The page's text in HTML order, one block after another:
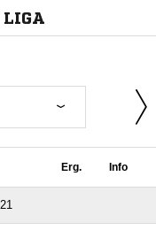
LIGA
Erg. Info